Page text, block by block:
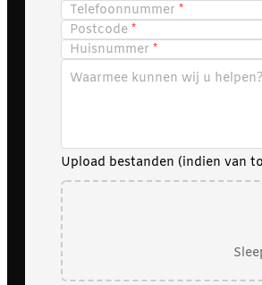
Telefoonnummer
Postcode
Huisnummer
Waarmee kunnen wij u helpen?
Upload bestanden (indien van